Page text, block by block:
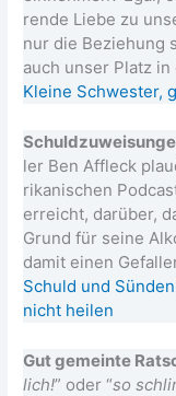
ren­de Lie­be zu
nur die Bezie­hung
auch unser Platz
Klei­ne Schwes­ter,
ler Ben Affleck
ri­ka­ni­schen
erreicht, dar­über,
Grund für sei­ne
damit einen
Schuld und
nicht heilen
Gut gemein­te
lich!” oder “so